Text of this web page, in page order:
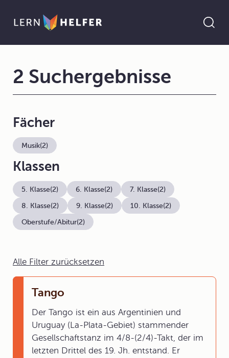
Alle Filter zurücksetzen
Tango
Der Tango ist ein aus Argentinien und
Uruguay (La-Plata-Gebiet) stammender
Gesellschaftstanz im 4/8-(2/4)-Takt, der im
letzten Drittel des 19. Jh. entstand. Er
2 Suchergebnisse
Fächer
Musik(2)
Klassen
5. Klasse(2) 6. Klasse(2) 7. Klasse(2)
8. Klasse(2) 9. Klasse(2) 10. Klasse(2)
Oberstufe/Abitur(2)